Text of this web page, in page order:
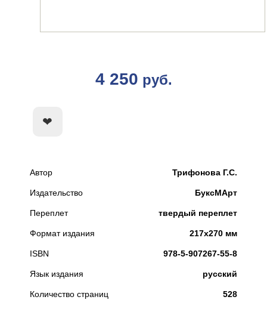
4 250 руб.
Автор Трифонова Г.С.
Издательство БуксМАрт
Переплет твердый переплет
Формат издания 217х270 мм
ISBN 978-5-907267-55-8
Язык издания русский
Количество страниц 528